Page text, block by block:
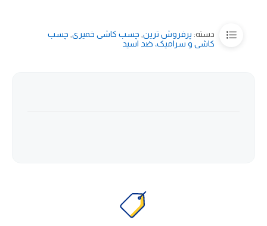
دسته: پرفروش ترین چسب کاشی خمیری چسب
کاشی و سرامیک، ضد اسید